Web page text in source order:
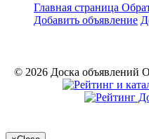
Главная страница
Добавить объявление
© 2026 Доска объявлений